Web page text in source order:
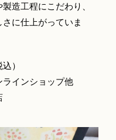
造工程にこだわり、
に仕上がっていま
）
インショップ他